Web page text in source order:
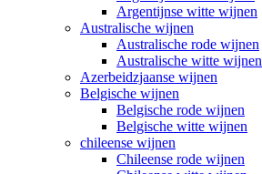
Argentijnse witte wijnen
Australische wijnen
Australische rode wijnen
Australische witte wijnen
Azerbeidzjaanse wijnen
Belgische wijnen
Belgische rode wijnen
Belgische witte wijnen
chileense wijnen
Chileense rode wijnen